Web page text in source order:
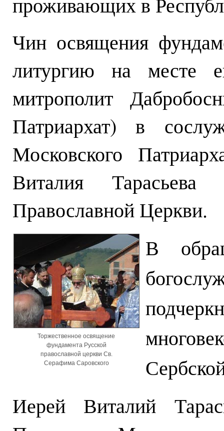
Чин освящения
литургию на месте
митрополит
Патриархат) в
Московского
Виталия
Православной Церкви.
Торжественное освящение
фундамента Русской
православной церкви Св.
Серафима Саровского
В
Иерей Виталий